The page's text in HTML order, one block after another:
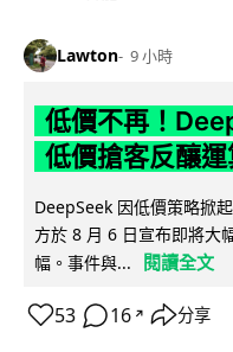
Lawton 9 小時
低價不再！
低價搶客反釀
DeepSeek 因低價策略掀
方於 8 月 6 日宣布即將大
幅。事件與...
閱讀全文
53 16 ↗ 分享